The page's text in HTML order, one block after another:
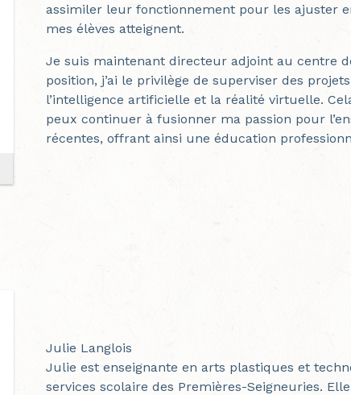
assimiler leur fonctionnement pour les ajuster
mes élèves atteignent.
Je suis maintenant directeur adjoint au centre
position, j’ai le privilège de superviser des
l’intelligence artificielle et la réalité virtuelle.
peux continuer à fusionner ma passion pour
récentes, offrant ainsi une éducation
Julie Langlois
Julie est enseignante en arts plastiques et
services scolaire des Premières-Seigneuries.